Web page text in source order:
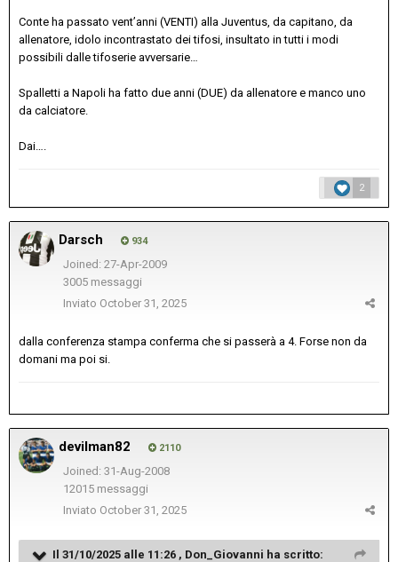
Conte ha passato vent’anni (VENTI) alla Juventus, da capitano, da
allenatore, idolo incontrastato dei tifosi, insultato in tutti i modi
possibili dalle tifoserie avversarie…
Spalletti a Napoli ha fatto due anni (DUE) da allenatore e manco uno
da calciatore.
Dai….
2
Darsch 934
Joined: 27-Apr-2009
3005 messaggi
Inviato October 31, 2025
dalla conferenza stampa conferma che si passerà a 4. Forse non da
domani ma poi si.
devilman82 2110
Joined: 31-Aug-2008
12015 messaggi
Inviato October 31, 2025
Il 31/10/2025 alle 11:26 , Don_Giovanni ha scritto: